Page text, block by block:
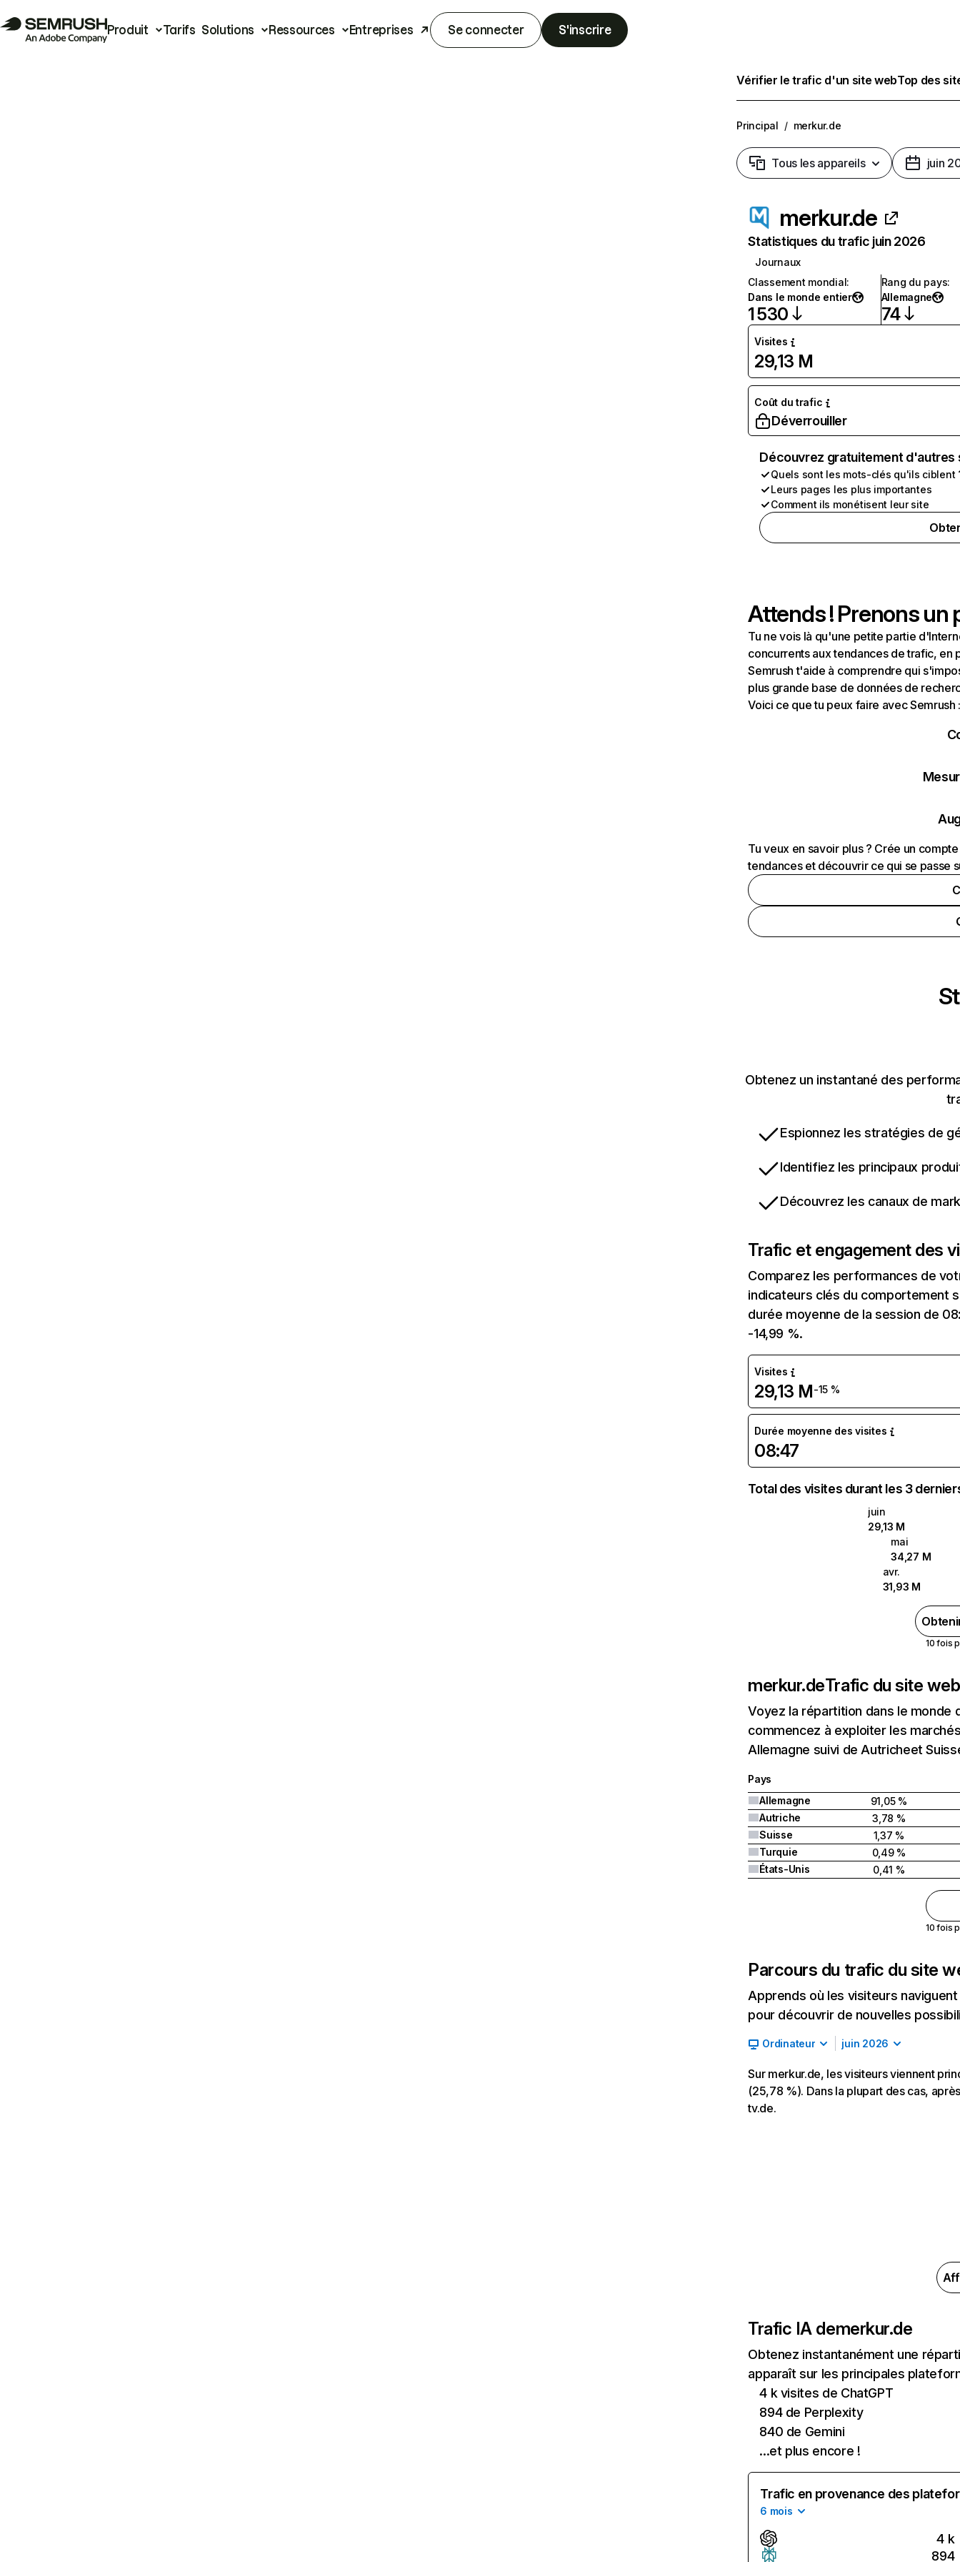
Produit Tarifs Solutions Ressources Entreprises Se connecter S'inscrire
Vérifier le trafic d'un site webTop des
Principal / merkur.de
Tous les appareils juin
merkur.de
Statistiques du trafic juin 2026
Journaux
Classement mondial:
Dans le monde entier
1 530
Rang du pays:
Allemagne
74
Visites
29,13 M
Coût du trafic
Déverrouiller
Découvrez gratuitement
Quels sont les mots-clés qu'ils ciblent
Leurs pages les plus importantes
Comment ils monétisent leur site
Attends ! Prenons un
Tu ne vois là qu'une petite partie
concurrents aux tendances de trafic, en
Semrush t'aide à comprendre qui
plus grande base de données de
Voici ce que tu peux faire avec Semrush
Tu veux en savoir plus ? Crée un
tendances et découvrir ce qui se passe
Obtenez un instantané des
Espionnez les stratégies de
Identifiez les principaux
Découvrez les canaux de
Trafic et engagement des
Comparez les performances de
indicateurs clés du comportement
durée moyenne de la session de
-14,99 %.
Visites
29,13 M-15 %
Durée moyenne des visites
08:47
Total des visites durant les 3
juin
29,13 M
mai
34,27 M
avr.
31,93 M
10 fois
merkur.deTrafic du site
Voyez la répartition dans le
commencez à exploiter les
Allemagne suivi de Autricheet
Pays
Allemagne
91,05 %
Autriche
3,78 %
Suisse
1,37 %
Turquie
0,49 %
États-Unis
0,41 %
10 fois
Parcours du trafic du site
Apprends où les visiteurs
pour découvrir de nouvelles
Ordinateur juin 2026
Sur merkur.de, les visiteurs viennent
(25,78 %). Dans la plupart des cas,
tv.de.
Trafic IA demerkur.de
Obtenez instantanément une
apparaît sur les principales
4 k visites de ChatGPT
894 de Perplexity
840 de Gemini
...et plus encore !
Trafic en provenance des
6 mois
4 k
894